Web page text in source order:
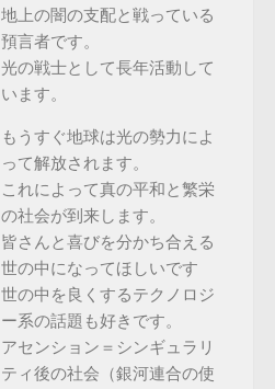
地上の闇の支配と戦っている
預言者です。
光の戦士として長年活動して
います。
もうすぐ地球は光の勢力によ
って解放されます。
これによって真の平和と繁栄
の社会が到来します。
皆さんと喜びを分かち合える
世の中になってほしいです
世の中を良くするテクノロジ
ー系の話題も好きです。
アセンション＝シンギュラリ
ティ後の社会（銀河連合の使